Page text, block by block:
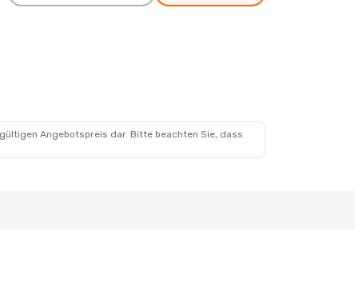
Angebotspreis dar. Bitte beachten Sie, dass